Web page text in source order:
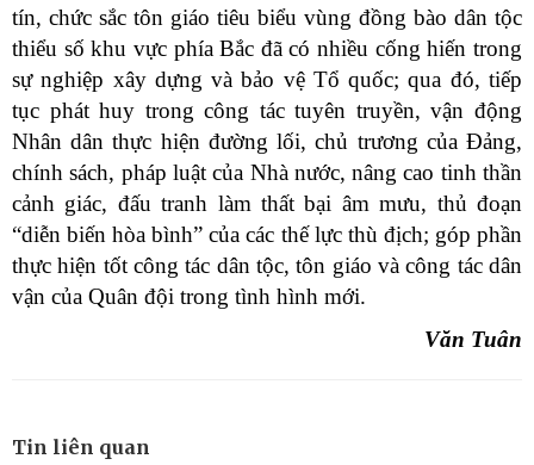
tín, chức sắc tôn giáo tiêu biểu vùng đồng bào dân tộc
thiểu số khu vực phía Bắc đã có nhiều cống hiến trong
sự nghiệp xây dựng và bảo vệ Tổ quốc; qua đó, tiếp
tục phát huy trong công tác tuyên truyền, vận động
Nhân dân thực hiện đường lối, chủ trương của Đảng,
chính sách, pháp luật của Nhà nước, nâng cao tinh thần
cảnh giác, đấu tranh làm thất bại âm mưu, thủ đoạn
“diễn biến hòa bình” của các thế lực thù địch; góp phần
thực hiện tốt công tác dân tộc, tôn giáo và công tác dân
vận của Quân đội trong tình hình mới.
Văn Tuân
Tin liên quan